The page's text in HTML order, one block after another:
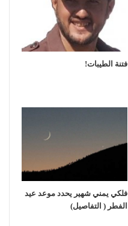
فتنة الطيبات!
فلكي يمني شهير يحدد موعد عيد
الفطر ( التفاصيل)